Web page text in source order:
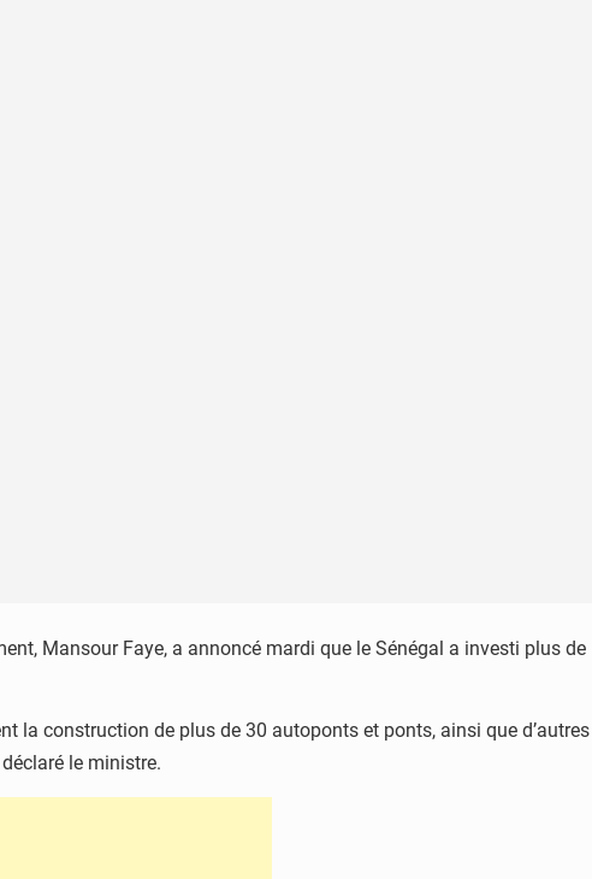
Mansour Faye, a annoncé mardi que le Sénégal a investi plus
la construction de plus de 30 autoponts et ponts, ainsi que
le ministre.